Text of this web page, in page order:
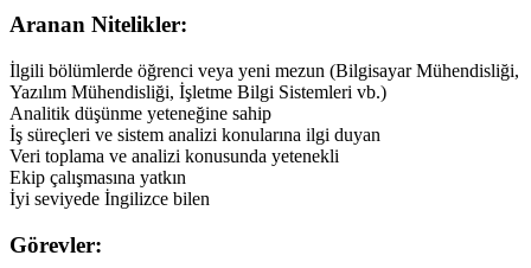
Aranan Nitelikler:
İlgili bölümlerde öğrenci veya yeni mezun (Bilgisayar Mühendisliği,
Yazılım Mühendisliği, İşletme Bilgi Sistemleri vb.)
Analitik düşünme yeteneğine sahip
İş süreçleri ve sistem analizi konularına ilgi duyan
Veri toplama ve analizi konusunda yetenekli
Ekip çalışmasına yatkın
İyi seviyede İngilizce bilen
Görevler: